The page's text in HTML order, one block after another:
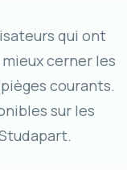
qui ont
cerner les
courants.
sur les
.